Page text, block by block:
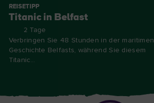
REISETIPP
Titanic in Belfast
2 Tage
Verbringen Sie 48 Stunden in der maritimen
Geschichte Belfasts, während Sie diesem
Titanic...